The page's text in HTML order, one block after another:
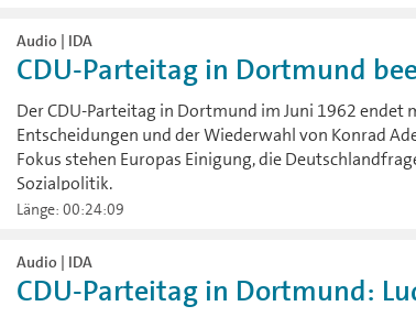
Audio | IDA
CDU-Parteitag in Dortmund
Der CDU-Parteitag in Dortmund im Juni 1962 endet
Entscheidungen und der Wiederwahl von Konrad
Fokus stehen Europas Einigung, die
Sozialpolitik.
Länge: 00:24:09
Audio | IDA
CDU-Parteitag in Dortmund: